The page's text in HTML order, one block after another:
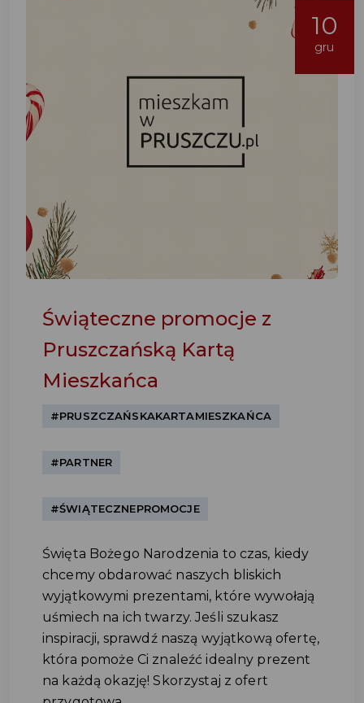
10
gru
Świąteczne promocje z
Pruszczańską Kartą
Mieszkańca
#PRUSZCZAŃSKAKARTAMIESZKAŃCA
#PARTNER
#ŚWIĄTECZNEPROMOCJE
Święta Bożego Narodzenia to czas, kiedy
chcemy obdarować naszych bliskich
wyjątkowymi prezentami, które wywołają
uśmiech na ich twarzy. Jeśli szukasz
inspiracji, sprawdź naszą wyjątkową ofertę,
która pomoże Ci znaleźć idealny prezent
na każdą okazję! Skorzystaj z ofert